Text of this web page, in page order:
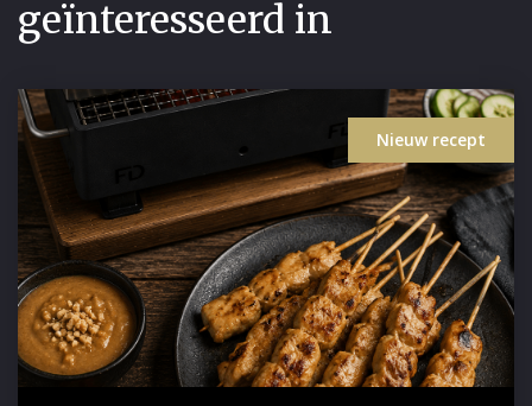
geïnteresseerd in
Nieuw recept